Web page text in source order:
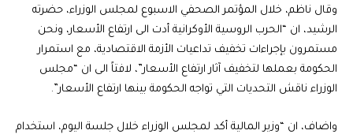
وقال ناظم، خلال المؤتمر الصحفي الاسبوع لمجلس الوزراء، حضرته
الرشيد، ان “الحرب الروسية الأوكرانية أدت الى ارتفاع الأسعار، ونحن
مستمرون بإجراءات تخفيف تداعيات الأزمة الاقتصادية، مع استمرار
الحكومة بعملها لتخفيف آثار ارتفاع الأسعار”، لافتاً الى ان “مجلس
الوزراء ناقش التحديات التي تواجه الحكومة بينها ارتفاع الأسعار”.
واضاف، ان “وزير المالية أكد لمجلس الوزراء خلال جلسة اليوم، استخدام